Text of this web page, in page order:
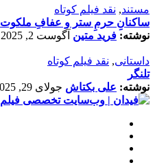
مستند, نقد فیلم کوتاه
ساکنانِ حرمِ ستر و عفافِ ملکوت
نوشته: فرید متین آگوست 2, 2025
داستانی, نقد فیلم کوتاه
تلنگر
نوشته: علی بکتاش جولای 29, 2025